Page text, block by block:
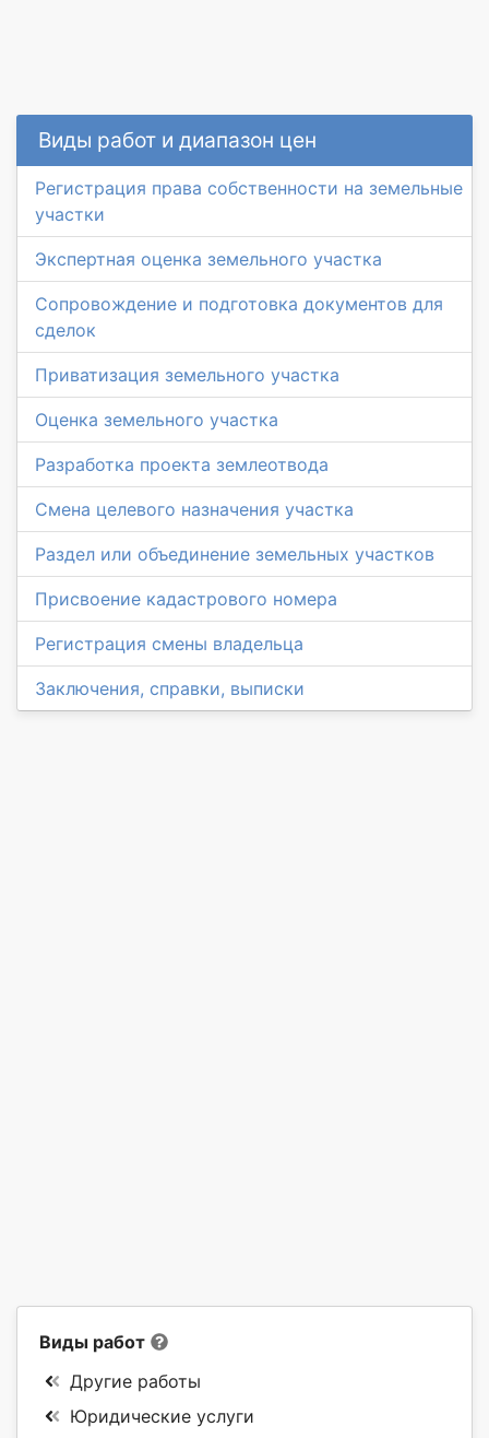
Виды работ и диапазон цен
Регистрация права собственности на земельные
участки
Экспертная оценка земельного участка
Сопровождение и подготовка документов для
сделок
Приватизация земельного участка
Оценка земельного участка
Разработка проекта землеотвода
Смена целевого назначения участка
Раздел или объединение земельных участков
Присвоение кадастрового номера
Регистрация смены владельца
Заключения, справки, выписки
Виды работ
Другие работы
Юридические услуги